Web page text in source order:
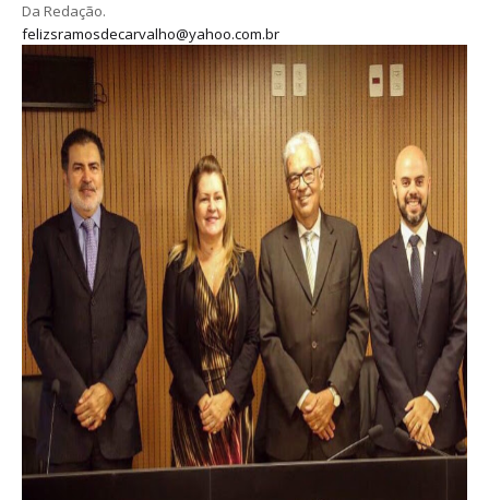
Da Redação.
felizsramosdecarvalho@yahoo.com.br